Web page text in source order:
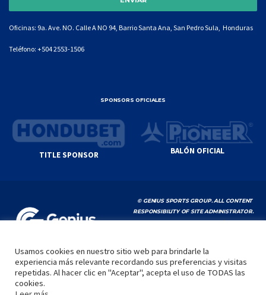
Oficinas: 9a. Ave. NO. Calle A NO 94, Barrio Santa Ana, San Pedro Sula, Honduras
Teléfono: +504 2553-1506
SPONSORS OFICIALES
TITLE SPONSOR BALÓN OFICIAL
© GENIUS SPORTS GROUP. ALL CONTENT
RESPONSIBILITY OF SITE ADMINISTRATOR.
YOUTUBE TERMS OF SERVICE|GOOGLE
INICIO LA LIGA VIDEOS MEDIA CONTACTO
Usamos cookies en nuestro sitio web para brindarle la
experiencia más relevante recordando sus preferencias y visitas
repetidas. Al hacer clic en "Aceptar", acepta el uso de TODAS las
cookies.